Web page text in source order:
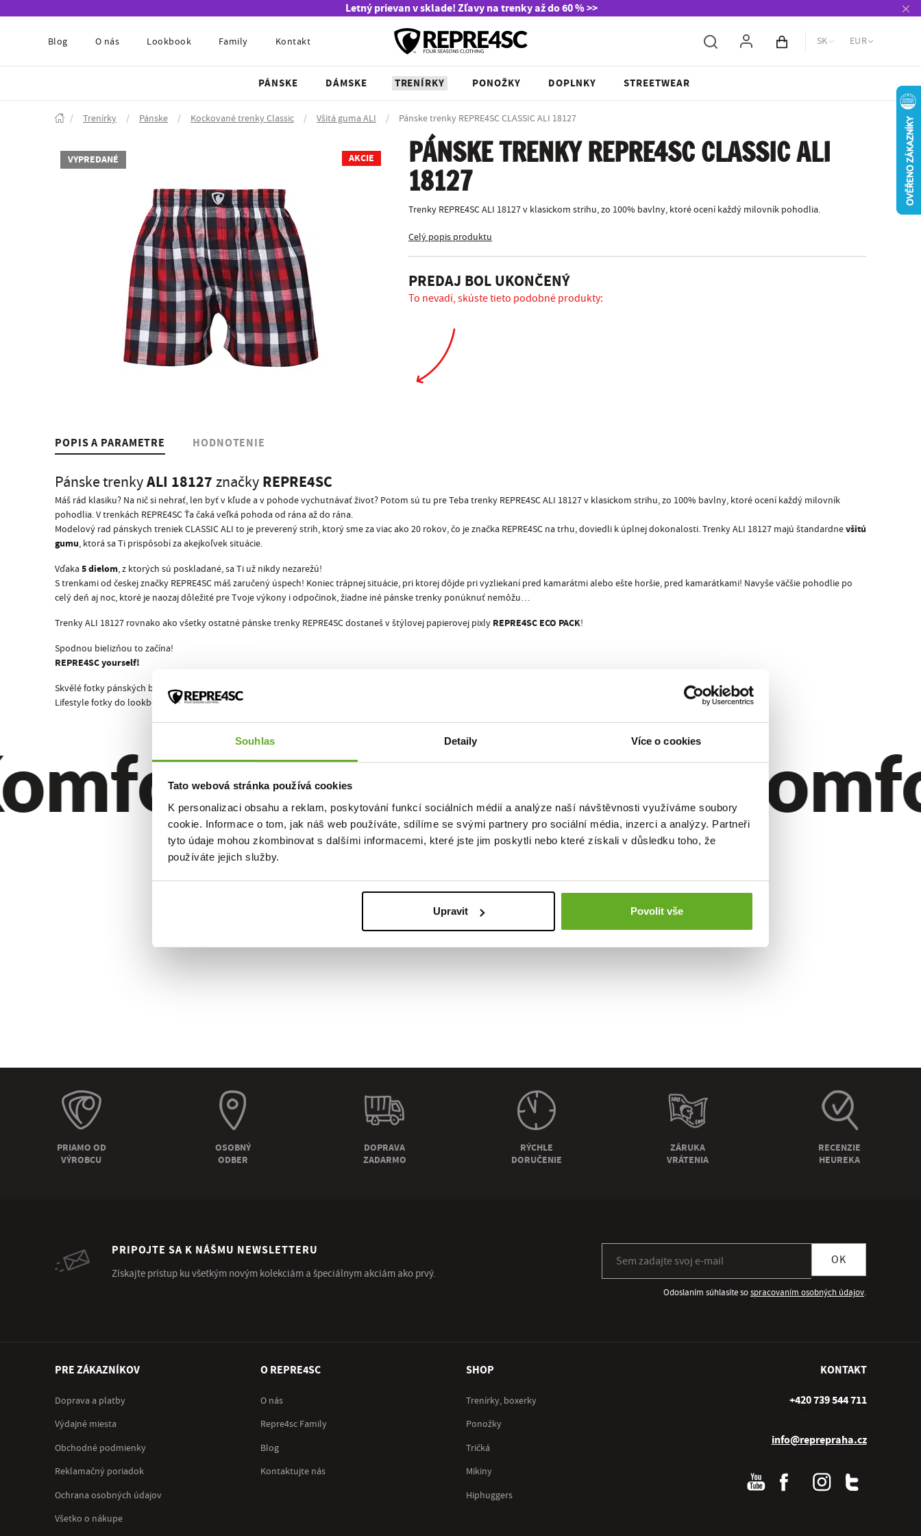
Souhlas Detaily Více o cookies
Tato webová stránka používá cookies
K personalizaci obsahu a reklam, poskytování funkcí sociálních médií a analýze naší návštěvnosti využíváme soubory
cookie. Informace o tom, jak náš web používáte, sdílíme se svými partnery pro sociální média, inzerci a analýzy. Partneři
tyto údaje mohou zkombinovat s dalšími informacemi, které jste jim poskytli nebo které získali v důsledku toho, že
používáte jejich služby.
Upravit Povolit vše
Letný prievan v sklade! Zľavy na trenky až do 60 % >>
Blog O nás Lookbook Family Kontakt Obsah košíka
SK EUR
PÁNSKE DÁMSKE TRENÍRKY PONOŽKY DOPLNKY STREETWEAR
/ Trenírky / Pánske / Kockované trenky Classic / Všitá guma ALI / Pánske trenky REPRE4SC CLASSIC ALI 18127
VYPREDANÉ AKCIE
PÁNSKE TRENKY REPRE4SC CLASSIC ALI
18127
Trenky REPRE4SC ALI 18127 v klasickom strihu, zo 100% bavlny, ktoré ocení každý milovník pohodlia.
Celý popis produktu
PREDAJ BOL UKONČENÝ
To nevadí, skúste tieto podobné produkty:
POPIS A PARAMETRE HODNOTENIE
Pánske trenkyALI 18127 značky REPRE4SC
Máš rád klasiku? Na nič si nehrať, len byť v kľude a v pohode vychutnávať život? Potom sú tu pre Teba trenky REPRE4SC ALI 18127 v klasickom strihu, zo 100% bavlny, ktoré ocení každý milovník
pohodlia. V trenkách REPRE4SC Ťa čaká veľká pohoda od rána až do rána.
Modelový rad pánskych treniek CLASSIC ALI to je preverený strih, ktorý sme za viac ako 20 rokov, čo je značka REPRE4SC na trhu, doviedli k úplnej dokonalosti. Trenky ALI 18127 majú štandardnevšitú
gumu, ktorá sa Ti prispôsobí za akejkoľvek situácie.
Vďaka5 dielom, z ktorých sú poskladané, sa Ti už nikdy nezarežú!
S trenkami od českej značky REPRE4SC máš zaručený úspech! Koniec trápnej situácie, pri ktorej dôjde pri vyzliekaní pred kamarátmi alebo ešte horšie, pred kamarátkami! Navyše väčšie pohodlie po
celý deň aj noc, ktoré je naozaj dôležité pre Tvoje výkony i odpočinok, žiadne iné pánske trenky ponúknuť nemôžu…
Trenky ALI 18127 rovnako ako všetky ostatné pánske trenky REPRE4SC dostaneš v štýlovej papierovej pixly REPRE4SC ECO PACK!
Spodnou bielizňou to začína!
REPRE4SC yourself!
Skvělé fotky pánských boxerek ALI 18127 má na svědomí náš dvorní fotograf
Lifestyle fotky do lookbooku a doplňkové fotky trenek MIKE ALI 18127 pro nás nafotili naši streetfoto parťáci
Kvalita. Štýl.
PRIAMO OD
VÝROBCU
OSOBNÝ
ODBER
DOPRAVA
ZADARMO
RÝCHLE
DORUČENIE
ZÁRUKA
VRÁTENIA
RECENZIE
HEUREKA
PRIPOJTE SA K NÁŠMU NEWSLETTERU
Získajte prístup ku všetkým novým kolekciám a špeciálnym akciám ako prvý.
OK
Odoslaním súhlasíte sospracovaním osobných údajov.
PRE ZÁKAZNÍKOV
Doprava a platby
Výdajné miesta
Obchodné podmienky
Reklamačný poriadok
Ochrana osobných údajov
Všetko o nákupe
O REPRE4SC
O nás
Repre4sc Family
Blog
Kontaktujte nás
SHOP
Trenírky, boxerky
Ponožky
Tričká
Mikiny
Hiphuggers
KONTAKT
+420 739 544 711
info@reprepraha.cz